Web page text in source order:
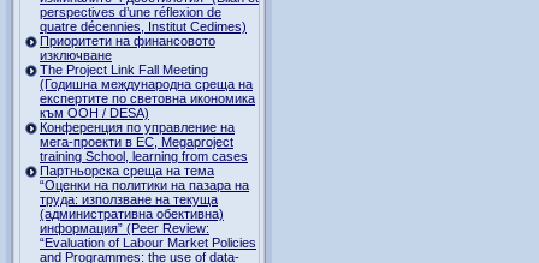
perspectives d’une réflexion de
quatre décennies, Institut Cedimes)
Приоритети на финансовото
изключване
The Project Link Fall Meeting
(Годишна международна среща на
експертите по световна икономика
към ООН / DESA)
Конференция по управление на
мега-проекти в ЕС, Megaproject
training School, learning from cases
Партньорска среща на тема
“Оценки на политики на пазара на
труда: използване на текуща
(административна обективна)
информация” (Peer Review:
“Evaluation of Labour Market Policies
and Programmes: the use of data-